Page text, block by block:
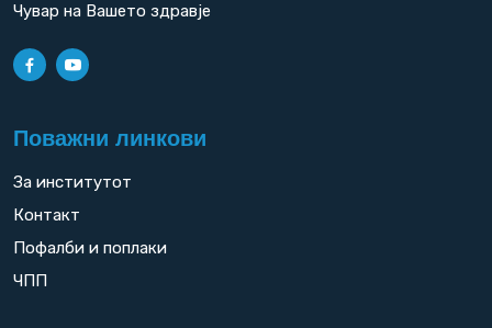
Чувар на Вашето здравје
Поважни линкови
За институтот
Контакт
Пофалби и поплаки
ЧПП